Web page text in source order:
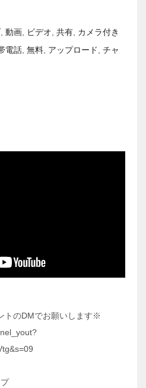
動画 ビデオ 共有 カメラ付き
電話 無料 アップロード
チャ
トのDMでお願いします※